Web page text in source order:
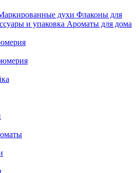
духи Флаконы для
и упаковка Ароматы для дома